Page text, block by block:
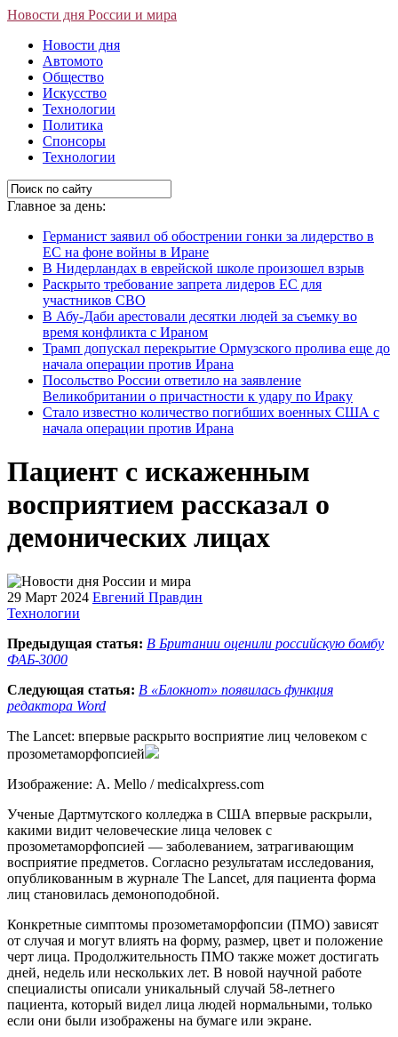
Новости дня России и мира
Новости дня
Автомото
Общество
Искусство
Технологии
Политика
Спонсоры
Технологии
Главное за день:
Германист заявил об обострении гонки за лидерство в
ЕС на фоне войны в Иране
В Нидерландах в еврейской школе произошел взрыв
Раскрыто требование запрета лидеров ЕС для
участников СВО
В Абу-Даби арестовали десятки людей за съемку во
время конфликта с Ираном
Трамп допускал перекрытие Ормузского пролива еще до
начала операции против Ирана
Посольство России ответило на заявление
Великобритании о причастности к удару по Ираку
Стало известно количество погибших военных США с
начала операции против Ирана
Пациент с искаженным
восприятием рассказал о
демонических лицах
29 Март 2024 Евгений Правдин
Технологии
Предыдущая статья: В Британии оценили российскую бомбу
ФАБ-3000
Следующая статья: В «Блокнот» появилась функция
редактора Word
The Lancet: впервые раскрыто восприятие лиц человеком с
прозометаморфопсией
Изображение: A. Mello / medicalxpress.com
Ученые Дартмутского колледжа в США впервые раскрыли,
какими видит человеческие лица человек с
прозометаморфопсией — заболеванием, затрагивающим
восприятие предметов. Согласно результатам исследования,
опубликованным в журнале The Lancet, для пациента форма
лиц становилась демоноподобной.
Конкретные симптомы прозометаморфопсии (ПМО) зависят
от случая и могут влиять на форму, размер, цвет и положение
черт лица. Продолжительность ПMO также может достигать
дней, недель или нескольких лет. В новой научной работе
специалисты описали уникальный случай 58-летнего
пациента, который видел лица людей нормальными, только
если они были изображены на бумаге или экране.